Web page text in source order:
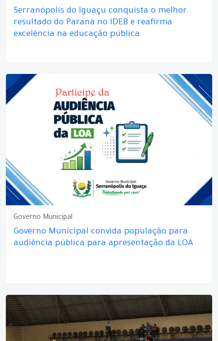
Serranópolis do Iguaçu conquista o melhor
resultado do Paraná no IDEB e reafirma
excelência na educação pública
Governo Municipal
Governo Municipal convida população para
audiência pública para apresentação da LOA